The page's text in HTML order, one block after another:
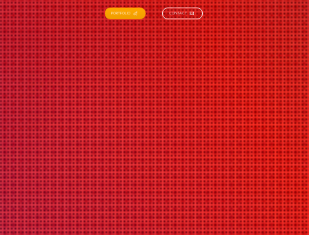
CONTACT
PORTFOLIO